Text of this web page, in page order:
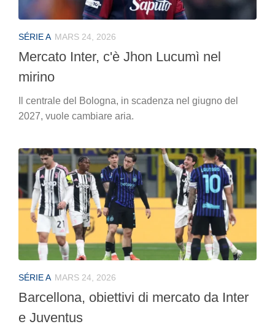
SÉRIE A MARS 24, 2026
Mercato Inter, c'è Jhon Lucumì nel
mirino
Il centrale del Bologna, in scadenza nel giugno del
2027, vuole cambiare aria.
SÉRIE A MARS 24, 2026
Barcellona, obiettivi di mercato da Inter
e Juventus